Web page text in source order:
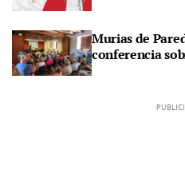
Murias de
conferencia